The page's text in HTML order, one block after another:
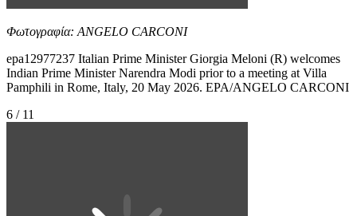
Φωτογραφία: ANGELO CARCONI
epa12977237 Italian Prime Minister Giorgia Meloni (R) welcomes
Indian Prime Minister Narendra Modi prior to a meeting at Villa
Pamphili in Rome, Italy, 20 May 2026. EPA/ANGELO CARCONI
6 / 11